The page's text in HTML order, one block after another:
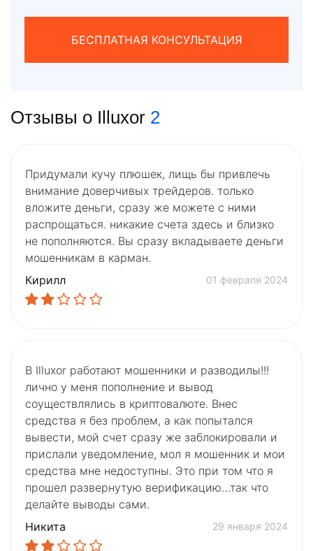
БЕСПЛАТНАЯ КОНСУЛЬТАЦИЯ
Отзывы о Illuxor 2
Придумали кучу плюшек, лищь бы привлечь
внимание доверчивых трейдеров. только
вложите деньги, сразу же можете с ними
распрощаться. никакие счета здесь и близко
не пополняются. Вы сразу вкладываете деньги
мошенникам в карман.
Кирилл
01 февраля 2024
В Illuxor работают мошенники и разводилы!!!
лично у меня пополнение и вывод
соуществлялись в криптовалюте. Внес
средства я без проблем, а как попытался
вывести, мой счет сразу же заблокировали и
прислали уведомление, мол я мошенник и мои
средства мне недоступны. Это при том что я
прошел развернутую верификацию…так что
делайте выводы сами.
Никита
29 января 2024